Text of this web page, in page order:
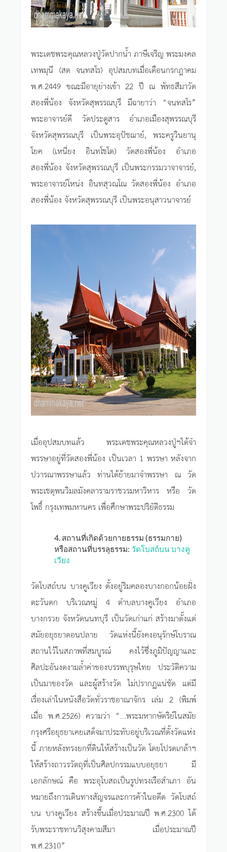
พระเดชพระคุณหลวงปู่วัดปากน้ำ ภาษีเจริญ พระมงคล
เทพมุนี (สด จนฺทสโร) อุปสมบทเมื่อเดือนกรกฎาคม
พ.ศ.2449 ขณะมีอายุย่างเข้า 22 ปี ณ พัทธสีมาวัด
สองพี่น้อง จังหวัดสุพรรณบุรี มีฉายาว่า “จนฺทสโร”
พระอาจารย์ดี วัดประตูสาร อำเภอเมืองสุพรรณบุรี
จังหวัดสุพรรณบุรี เป็นพระอุปัชฌาย์, พระครูวินยานุ
โยค (เหนี่ยง อินฺทโชโต) วัดสองพี่น้อง อำเภอ
สองพี่น้อง จังหวัดสุพรรณบุรี เป็นพระกรรมวาจาจารย์,
พระอาจารย์โหน่ง อินฺทสุวณฺโณ วัดสองพี่น้อง อำเภอ
สองพี่น้อง จังหวัดสุพรรณบุรี เป็นพระอนุสาวนาจารย์
เมื่ออุปสมบทแล้ว พระเดชพระคุณหลวงปู่ฯได้จำ
พรรษาอยู่ที่วัดสองพี่น้อง เป็นเวลา 1 พรรษา หลังจาก
ปวารณาพรรษาแล้ว ท่านได้ย้ายมาจำพรรษา ณ วัด
พระเชตุพนวิมลมังคลารามราชวรมหาวิหาร หรือ วัด
โพธิ์ กรุงเทพมหานคร เพื่อศึกษาพระปริยัติธรรม
4. สถานที่เกิดด้วยกายธรรม (ธรรมกาย)
หรือสถานที่บรรลุธรรม: วัดโบสถ์บน บางคู
เวียง
วัดโบสถ์บน บางคูเวียง ตั้งอยู่ริมคลองบางกอกน้อยฝั่ง
ตะวันตก บริเวณหมู่ 4 ตำบลบางคูเวียง อำเภอ
บางกรวย จังหวัดนนทบุรี เป็นวัดเก่าแก่ สร้างมาตั้งแต่
สมัยอยุธยาตอนปลาย วัดแห่งนี้ยังคงอนุรักษ์โบราณ
สถานไว้ในสภาพที่สมบูรณ์ คงไว้ซึ่งภูมิปัญญาและ
ศิลปะอันงดงามล้ำค่าของบรรพบุรุษไทย ประวัติความ
เป็นมาของวัด และผู้สร้างวัด ไม่ปรากฏแน่ชัด แต่มี
เรื่องเล่าในหนังสือวัดทั่วราชอาณาจักร เล่ม 2 (พิมพ์
เมื่อ พ.ศ.2526) ความว่า “...พระมหากษัตริย์ในสมัย
กรุงศรีอยุธยาเคยเสด็จมาประทับอยู่บริเวณที่ตั้งวัดแห่ง
นี้ ภายหลังทรงยกที่ดินให้สร้างเป็นวัด โดยโปรดเกล้าฯ
ให้สร้างถาวรวัตถุที่เป็นศิลปกรรมแบบอยุธยา มี
เอกลักษณ์ คือ พระอุโบสถเป็นรูปทรงเรือสำเภา อัน
หมายถึงการเดินทางสัญจรและการค้าในอดีต วัดโบสถ์
บน บางคูเวียง สร้างขึ้นเมื่อประมาณปี พ.ศ.2300 ได้
รับพระราชทานวิสุงคามสีมา เมื่อประมาณปี
พ.ศ.2310”